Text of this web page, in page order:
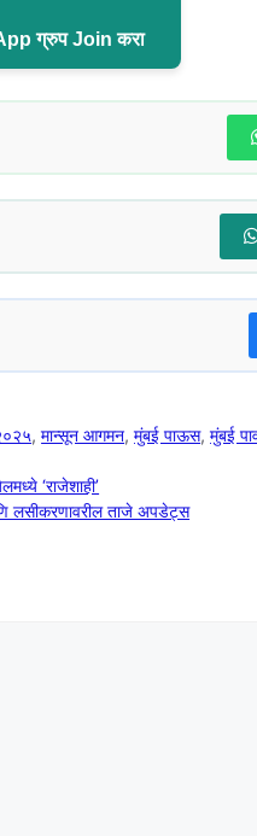
ग्रुप Join करा
,मान्सून आगमन,मुंबई पाऊस,मुंबई
‘राजेशाही’
लसीकरणावरील ताजे अपडेट्स